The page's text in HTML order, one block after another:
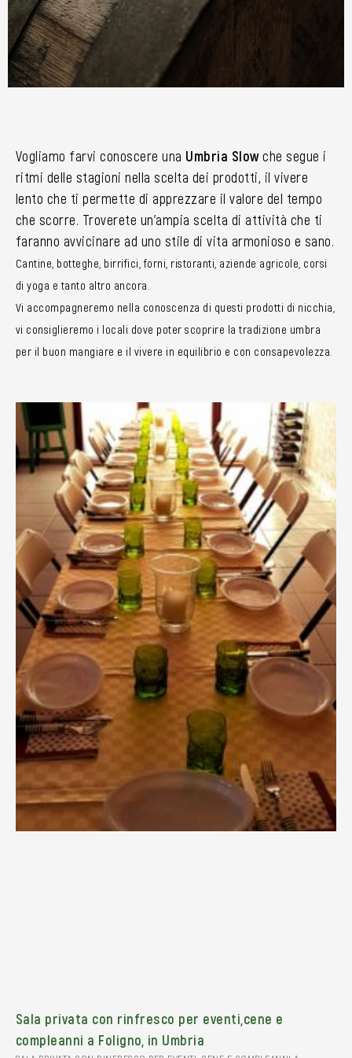
Vogliamo farvi conoscere una Umbria Slowche segue i
ritmi delle stagioni nella scelta dei prodotti, il vivere
lento che ti permette di apprezzare il valore del tempo
che scorre. Troverete un’ampia scelta di attività che ti
faranno avvicinare ad uno stile di vita armonioso e sano.
Cantine, botteghe, birrifici, forni, ristoranti, aziende agricole, corsi
di yoga e tanto altro ancora.
Vi accompagneremo nella conoscenza di questi prodotti di nicchia,
vi consiglieremo i locali dove poter scoprire la tradizione umbra
per il buon mangiare e il vivere in equilibrio e con consapevolezza.
Sala privata con rinfresco per eventi,cene e
compleanni a Foligno, in Umbria